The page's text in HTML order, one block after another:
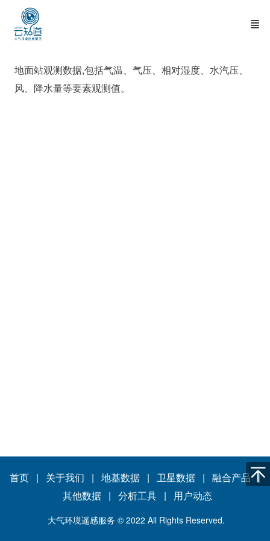
地面站观测数据,包括气温、气压、相对湿度、水汽压、
风、降水量等要素观测值。
首页| 关于我们 | 地基数据| 卫星数据| 融合产品|
其他数据 | 分析工具| 用户动态
大气环境遥感服务 © 2022 All Rights Reserved.